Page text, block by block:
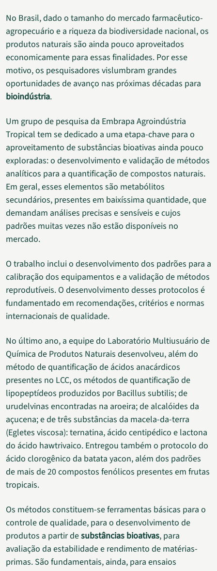
No Brasil, dado o tamanho do mercado farmacêutico-
agropecuário e a riqueza da biodiversidade nacional, os
produtos naturais são ainda pouco aproveitados
economicamente para essas finalidades. Por esse
motivo, os pesquisadores vislumbram grandes
oportunidades de avanço nas próximas décadas para
bioindústria.
Um grupo de pesquisa da Embrapa Agroindústria
Tropical tem se dedicado a uma etapa-chave para o
aproveitamento de substâncias bioativas ainda pouco
exploradas: o desenvolvimento e validação de métodos
analíticos para a quantificação de compostos naturais.
Em geral, esses elementos são metabólitos
secundários, presentes em baixíssima quantidade, que
demandam análises precisas e sensíveis e cujos
padrões muitas vezes não estão disponíveis no
mercado.
O trabalho inclui o desenvolvimento dos padrões para a
calibração dos equipamentos e a validação de métodos
reprodutíveis. O desenvolvimento desses protocolos é
fundamentado em recomendações, critérios e normas
internacionais de qualidade.
No último ano, a equipe do Laboratório Multiusuário de
Química de Produtos Naturais desenvolveu, além do
método de quantificação de ácidos anacárdicos
presentes no LCC, os métodos de quantificação de
lipopeptídeos produzidos por Bacillus subtilis; de
urudelvinas encontradas na aroeira; de alcalóides da
açucena; e de três substâncias da macela-da-terra
(Egletes viscosa): ternatina, ácido centipédico e lactona
do ácido hawtrivaico. Entregou também o protocolo do
ácido clorogênico da batata yacon, além dos padrões
de mais de 20 compostos fenólicos presentes em frutas
tropicais.
Os métodos constituem-se ferramentas básicas para o
controle de qualidade, para o desenvolvimento de
produtos a partir desubstâncias bioativas, para
avaliação da estabilidade e rendimento de matérias-
primas. São fundamentais, ainda, para ensaios